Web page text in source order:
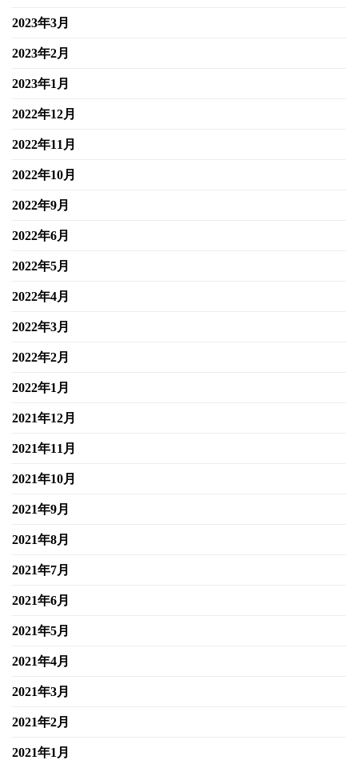
2023年3月
2023年2月
2023年1月
2022年12月
2022年11月
2022年10月
2022年9月
2022年6月
2022年5月
2022年4月
2022年3月
2022年2月
2022年1月
2021年12月
2021年11月
2021年10月
2021年9月
2021年8月
2021年7月
2021年6月
2021年5月
2021年4月
2021年3月
2021年2月
2021年1月